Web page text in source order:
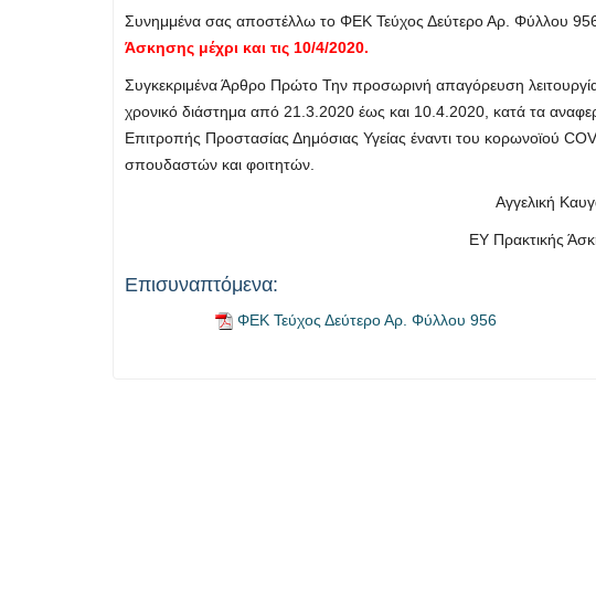
Συνημμένα σας αποστέλλω το ΦΕΚ Τεύχος Δεύτερο Αρ. Φύλλου
Άσκησης μέχρι και τις 10/4/2020.
Συγκεκριμένα Άρθρο Πρώτο Την προσωρινή απαγόρευση
χρονικό διάστημα από 21.3.2020 έως και 10.4.2020, κατά τα
Επιτροπής Προστασίας Δημόσιας Υγείας έναντι του κορωνοϊού
σπουδαστών και φοιτητών.
Αγγελική
ΕΥ Πρακτικής
Επισυναπτόμενα:
ΦΕΚ Τεύχος Δεύτερο Αρ. Φύλλου 956